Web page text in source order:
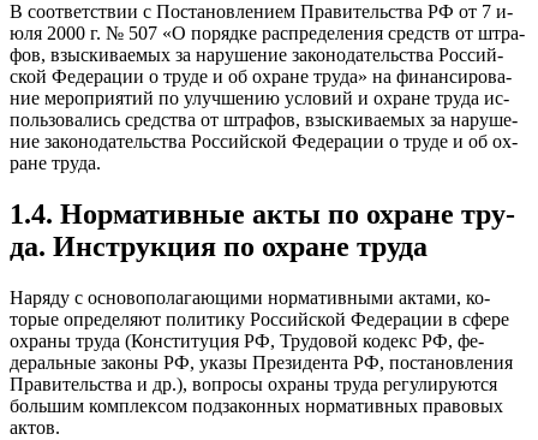
В со­от­ветс­твии с Пос­та­нов­ле­ни­ем Пра­витель­ства РФ от 7 и­
юля 2000 г. № 507 «О по­ряд­ке рас­пре­деле­ния средств от штра­
фов, взыс­ки­ва­емых за на­руше­ние за­коно­датель­ства Рос­сий­
ской Фе­дера­ции о тру­де и об ох­ра­не тру­да» на фи­нан­си­рова­
ние ме­роп­ри­ятий по улуч­ше­нию ус­ло­вий и ох­ра­не тру­да ис­
поль­зо­вались средс­тва от штра­фов, взыс­ки­ва­емых за на­руше­
ние за­коно­датель­ства Рос­сий­ской Фе­дера­ции о тру­де и об ох­
ра­не тру­да.
1.4. Нор­ма­тив­ные ак­ты по ох­ра­не тру­
да. Инс­трук­ция по ох­ра­не тру­да
На­ряду с ос­но­вопо­лага­ющи­ми нор­ма­тив­ны­ми ак­та­ми, ко­
торые оп­ре­деля­ют по­лити­ку Рос­сий­ской Фе­дера­ции в сфе­ре
ох­ра­ны тру­да (Кон­сти­туция РФ, Тру­довой ко­декс РФ, фе­
дераль­ные за­коны РФ, ука­зы Пре­зиден­та РФ, пос­та­нов­ле­ния
Пра­витель­ства и др.), воп­ро­сы ох­ра­ны тру­да ре­гули­ру­ют­ся
боль­шим ком­плек­сом под­за­кон­ных нор­ма­тив­ных пра­вовых
ак­тов.